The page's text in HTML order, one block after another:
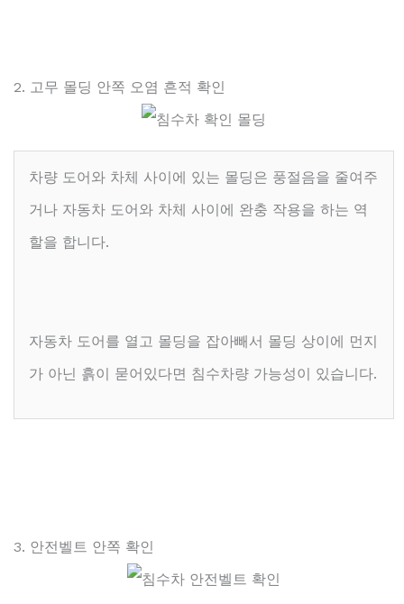
2. 고무 몰딩 안쪽 오염 흔적 확인
차량 도어와 차체 사이에 있는 몰딩은 풍절음을 줄여주
거나 자동차 도어와 차체 사이에 완충 작용을 하는 역
할을 합니다.
자동차 도어를 열고 몰딩을 잡아빼서 몰딩 상이에 먼지
가 아닌 흙이 묻어있다면 침수차량 가능성이 있습니다.
3. 안전벨트 안쪽 확인